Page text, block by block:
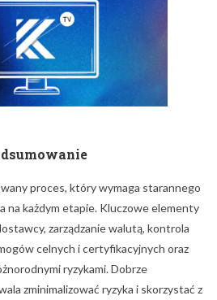
proces, który wymaga starannego
na każdym etapie. Kluczowe elementy
zarządzanie walutą, kontrola
celnych i certyfikacyjnych oraz
ryzykami. Dobrze
zminimalizować ryzyka i skorzystać z